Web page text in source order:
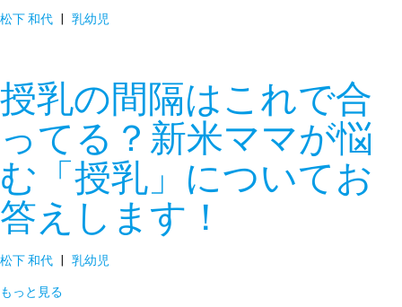
松下 和代 | 乳幼児
授乳の間隔はこれで合
ってる？新米ママが悩
む「授乳」についてお
答えします！
松下 和代 | 乳幼児
もっと見る